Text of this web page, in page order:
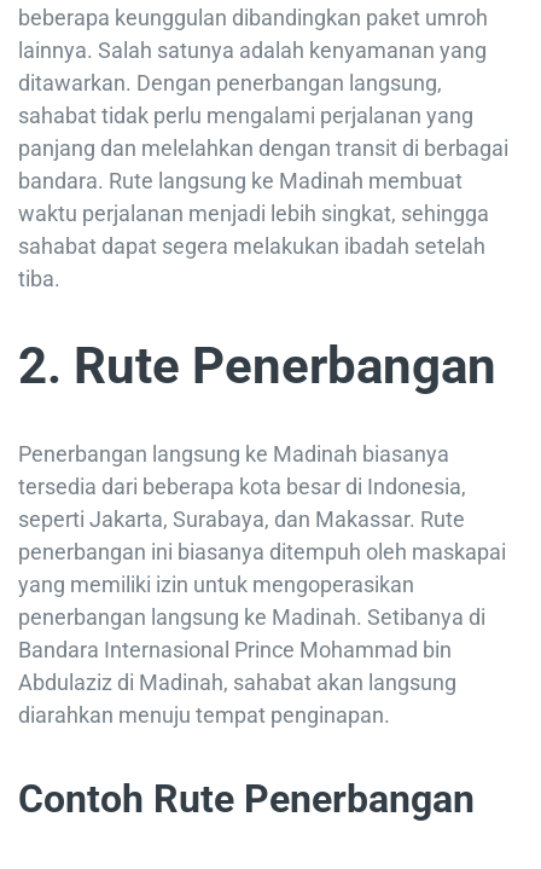
beberapa keunggulan dibandingkan paket umroh
lainnya. Salah satunya adalah kenyamanan yang
ditawarkan. Dengan penerbangan langsung,
sahabat tidak perlu mengalami perjalanan yang
panjang dan melelahkan dengan transit di berbagai
bandara. Rute langsung ke Madinah membuat
waktu perjalanan menjadi lebih singkat, sehingga
sahabat dapat segera melakukan ibadah setelah
tiba.
2. Rute Penerbangan
Penerbangan langsung ke Madinah biasanya
tersedia dari beberapa kota besar di Indonesia,
seperti Jakarta, Surabaya, dan Makassar. Rute
penerbangan ini biasanya ditempuh oleh maskapai
yang memiliki izin untuk mengoperasikan
penerbangan langsung ke Madinah. Setibanya di
Bandara Internasional Prince Mohammad bin
Abdulaziz di Madinah, sahabat akan langsung
diarahkan menuju tempat penginapan.
Contoh Rute Penerbangan